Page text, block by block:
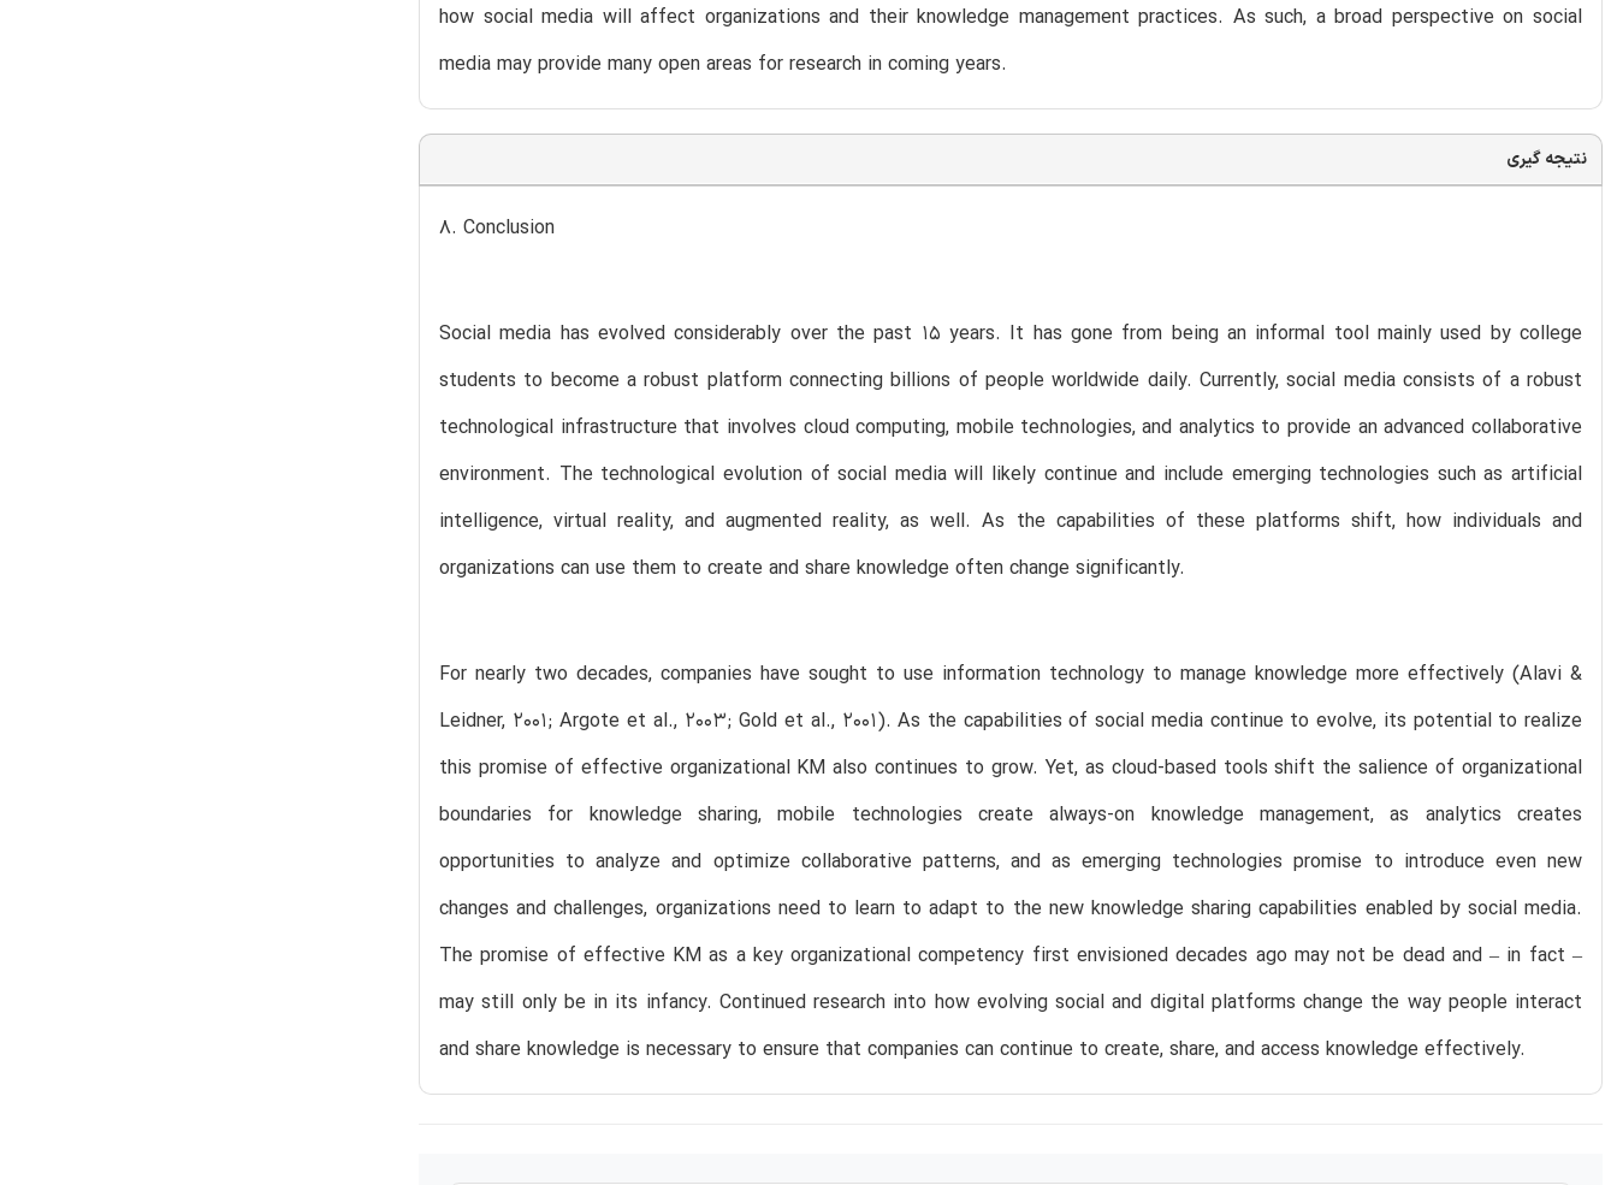
how social media will affect organizations and their knowledge management practices. As such, a broad perspective on social
media may provide many open areas for research in coming years.
نتیجه گیری
8. Conclusion
Social media has evolved considerably over the past 15 years. It has gone from being an informal tool mainly used by college
students to become a robust platform connecting billions of people worldwide daily. Currently, social media consists of a robust
technological infrastructure that involves cloud computing, mobile technologies, and analytics to provide an advanced collaborative
environment. The technological evolution of social media will likely continue and include emerging technologies such as artificial
intelligence, virtual reality, and augmented reality, as well. As the capabilities of these platforms shift, how individuals and
organizations can use them to create and share knowledge often change significantly.
For nearly two decades, companies have sought to use information technology to manage knowledge more effectively (Alavi &
Leidner, 2001; Argote et al., 2003; Gold et al., 2001). As the capabilities of social media continue to evolve, its potential to realize
this promise of effective organizational KM also continues to grow. Yet, as cloud-based tools shift the salience of organizational
boundaries for knowledge sharing, mobile technologies create always-on knowledge management, as analytics creates
opportunities to analyze and optimize collaborative patterns, and as emerging technologies promise to introduce even new
changes and challenges, organizations need to learn to adapt to the new knowledge sharing capabilities enabled by social media.
The promise of effective KM as a key organizational competency first envisioned decades ago may not be dead and – in fact –
may still only be in its infancy. Continued research into how evolving social and digital platforms change the way people interact
and share knowledge is necessary to ensure that companies can continue to create, share, and access knowledge effectively.